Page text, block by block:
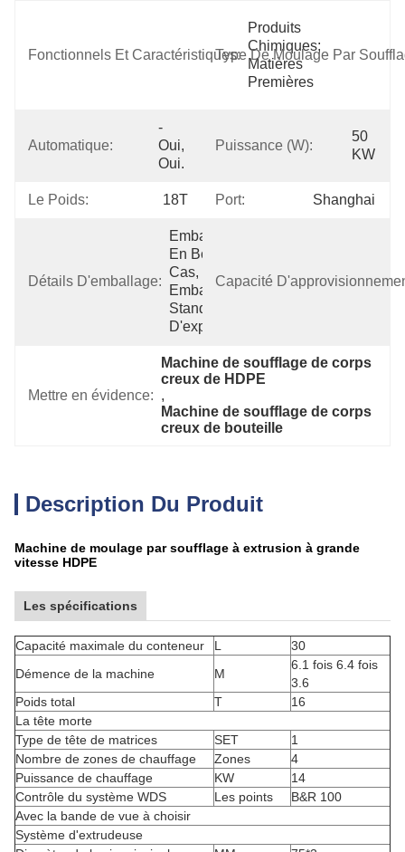
Fonctionnels Et Caractéristiques:
Produits
Chimiques;
Matières
Premières
Type De Moulage Par
Automatique:
-
Oui,
Oui.
Puissance (w):
50
KW
Le Poids: 18T Port: Shanghai
Détails D'emballage:
Emballage
En Bois De
Cas,
Emballage
Standard
D'exportation
Capacité
Mettre en évidence:
Machine de soufflage de corps
creux de HDPE
,
Machine de soufflage de corps
creux de bouteille
Description Du Produit
Machine de moulage par soufflage à extrusion à grande
vitesse HDPE
Les spécifications
Capacité maximale du conteneur L
30
Démence de la machine
M
6.1 fois 6.4 fois
3.6
Poids total
T
16
La tête morte
Type de tête de matrices
SET
1
Nombre de zones de chauffage
Zones
4
Puissance de chauffage
KW
14
Contrôle du système WDS
Les points
B&R 100
Avec la bande de vue à choisir
Système d'extrudeuse